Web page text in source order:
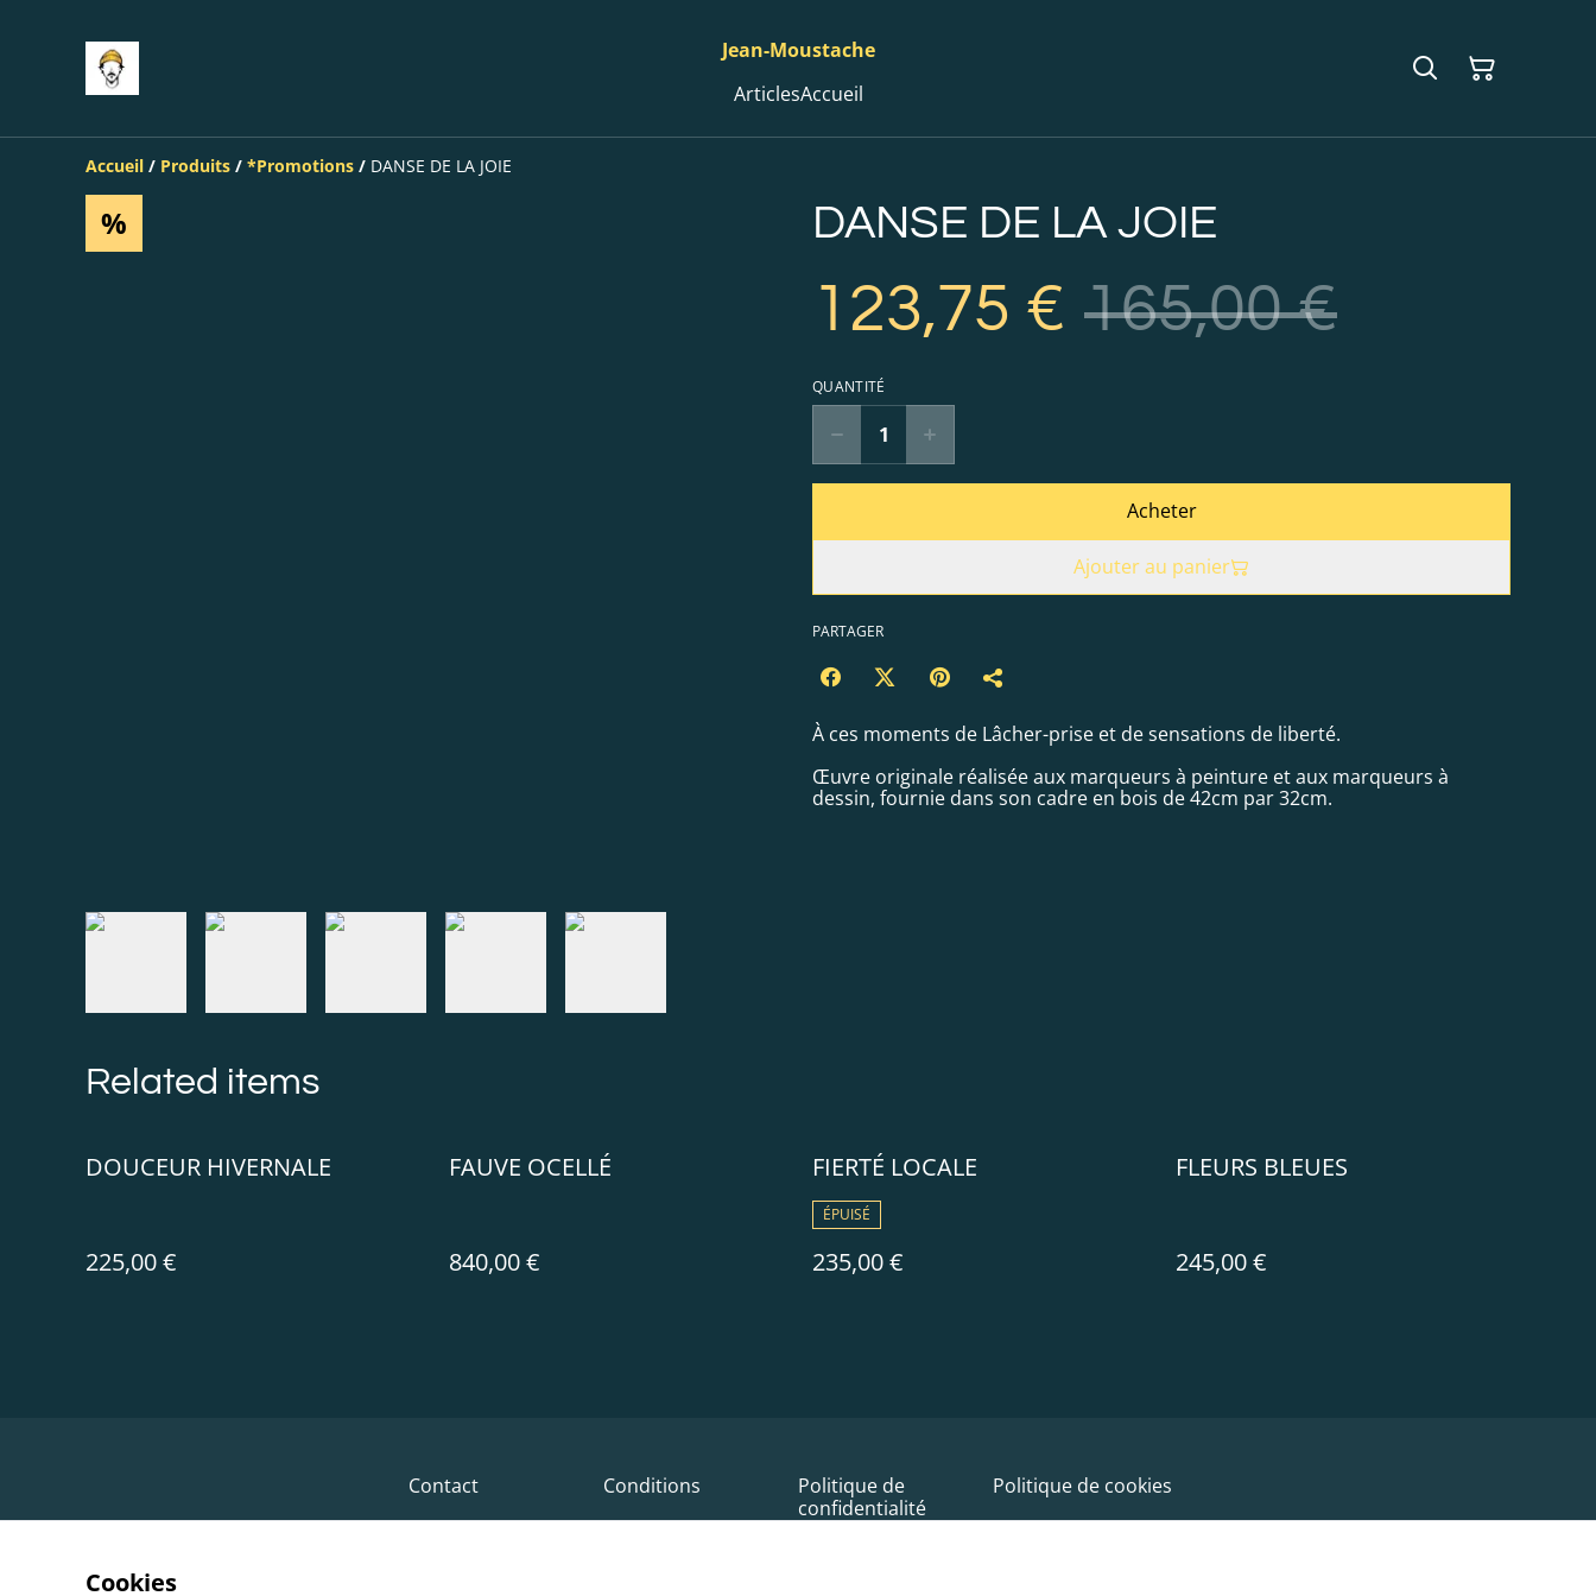
Jean-Moustache
ArticlesAccueil
Accueil / Produits / *Promotions / DANSE DE LA JOIE
% DANSE DE LA JOIE
123,75 € 165,00 €
QUANTITÉ
Acheter
Ajouter au panier
PARTAGER
À ces moments de Lâcher-prise et de sensations de liberté.
Œuvre originale réalisée aux marqueurs à peinture et aux marqueurs à
dessin, fournie dans son cadre en bois de 42cm par 32cm.
Related items
DOUCEUR HIVERNALE
225,00 €
FAUVE OCELLÉ
840,00 €
FIERTÉ LOCALE
ÉPUISÉ
235,00 €
FLEURS BLEUES
245,00 €
Contact Conditions
Politique de
confidentialité
Politique de cookies
Cookies